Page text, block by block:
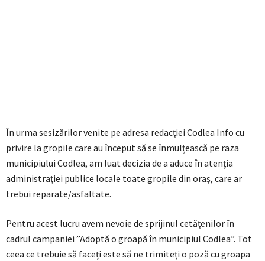
În urma sesizărilor venite pe adresa redacției Codlea Info cu
privire la gropile care au început să se înmulțească pe raza
municipiului Codlea, am luat decizia de a aduce în atenția
administrației publice locale toate gropile din oraș, care ar
trebui reparate/asfaltate.
Pentru acest lucru avem nevoie de sprijinul cetățenilor în
cadrul campaniei ”Adoptă o groapă în municipiul Codlea”. Tot
ceea ce trebuie să faceți este să ne trimiteți o poză cu groapa